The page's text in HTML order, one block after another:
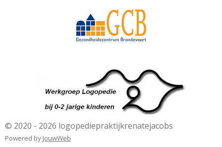
© 2020 - 2026 logopediepraktijkrenatejacobs
Powered by JouwWeb